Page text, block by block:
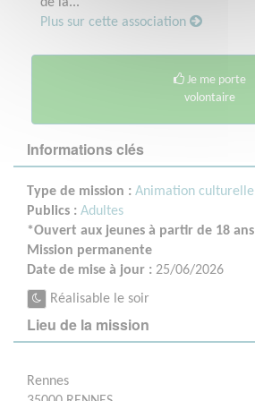
Plus sur cette association
Je me porte
volontaire
Informations clés
Type de mission : Animation culturelle
Publics : Adultes
*Ouvert aux jeunes à partir de 18 ans
Mission permanente
Date de mise à jour : 25/06/2026
Réalisable le soir
Lieu de la mission
Rennes